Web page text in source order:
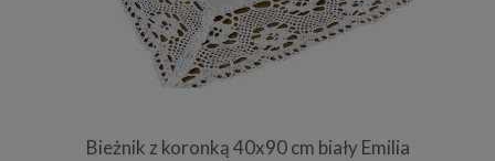
Bieżnik z koronką 40x90 cm biały Emilia